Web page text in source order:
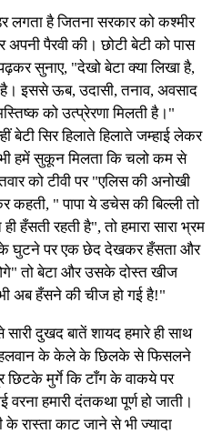
लगता है जितना सरकार को कश्मीर
पैरवी की। छोटी बेटी को पास
सुनाए, "देखो बेटा क्या लिखा है,
है। इससे ऊब, उदासी, तनाव, अवसाद
को उत्प्रेरणा मिलती है।"
बेटी सिर हिलाते हिलाते जम्हाई लेकर
हमें सुकून मिलता कि चलो कम से
को टीवी पर "एलिस की अनोखी
कहती, " पापा ये डचेस की बिल्ली तो
हँसती रहती है", तो हमारा सारा भ्रम
के घुटने पर एक छेद देखकर हँसता और
तो बेटा और उसके दोस्त खीज
अब हँसने की चीज हो गई है!"
दुखद बातें शायद हमारे ही साथ
पहलवान के केले के छिलके से फिसलने
छिटके मुर्गे कि टाँग के वाकये पर
हमारी दंतकथा पूर्ण हो जाती।
के रास्ता काट जाने से भी ज्यादा